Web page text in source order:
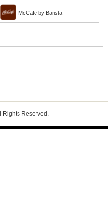
McCafé by Barista
Rights Reserved.